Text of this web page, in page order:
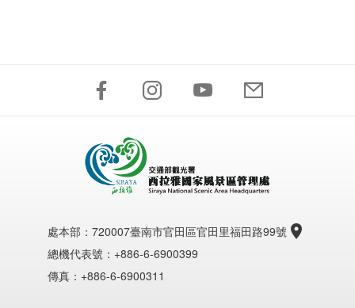
處本部： 720007臺南市官田區官田里福田路99號
總機代表號：+886-6-6900399
傳真：+886-6-6900311